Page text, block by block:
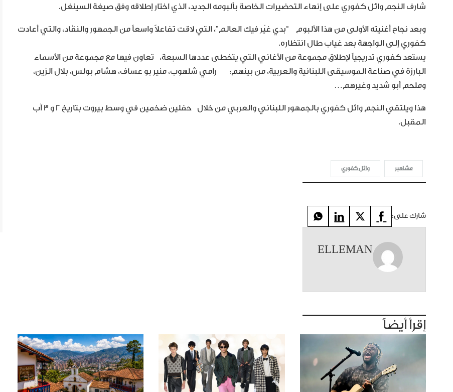
شارف النجم وائل كفوري على إنهاء التحضيرات الخاصة بألبومه الجديد، الذي اختار إطلاقه وفق صيغة السينغل.
وبعد نجاح أغنيته الأولى من هذا الألبوم “بدي غيّر فيك العالم”، التي لاقت تفاعلاً واسعاً من الجمهور والنقّاد، والتي أعادت
كفوري إلى الواجهة بعد غياب طال انتظاره.
يستعد كفوري تدريجياً لإطلاق مجموعة من الأغاني التي يتخطى عددها السبعة، تعاون فيها مع مجموعة من الأسماء
البارزة في صناعة الموسيقى اللبنانية والعربية، من بينهم: رامي شلهوب، منير بو عساف، هشام بولس، بلال الزين،
وملحم أبو شديد وغيرهم…
هذا ويلتقي النجم وائل كفوري بالجمهور اللبناني والعربي من خلال حفلين ضخمين في وسط بيروت بتاريخ 2 و ٣ آب
المقبل.
مشاهير وائل كفوري
شارك على:
ELLEMAN
إقرأ أيضاً